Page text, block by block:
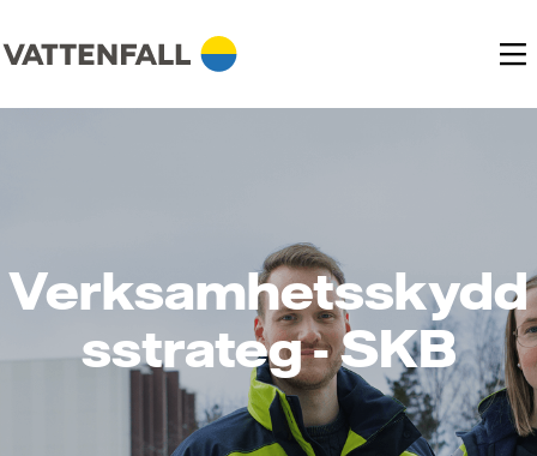
Verksamhetsskydd
sstrateg - SKB